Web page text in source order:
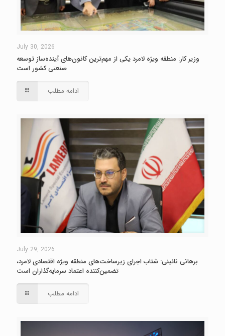
July 30, 2026
وزیر کار: منطقه ویژه لامرد یکی از مهم‌ترین کانون‌های آینده‌ساز توسعه
صنعتی کشور است
ادامه مطلب
July 29, 2026
برهانی نائینی: شتاب اجرای زیرساخت‌های منطقه ویژه اقتصادی لامرد،
تضمین‌کننده اعتماد سرمایه‌گذاران است
ادامه مطلب